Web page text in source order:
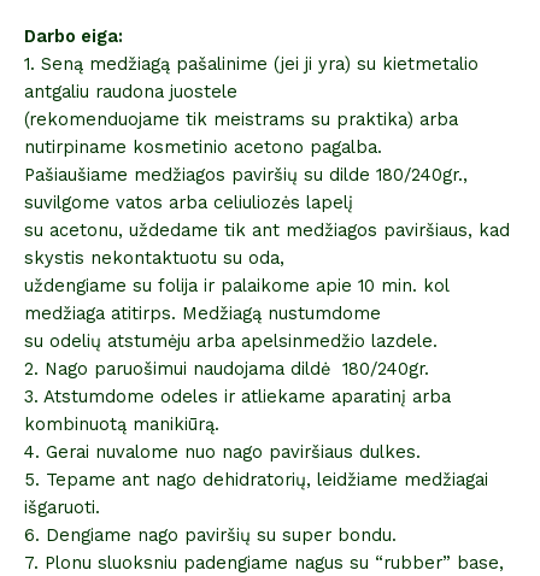
Darbo eiga:
1. Seną medžiagą pašalinime (jei ji yra) su kietmetalio
antgaliu raudona juostele
(rekomenduojame tik meistrams su praktika) arba
nutirpiname kosmetinio acetono pagalba.
Pašiaušiame medžiagos paviršių su dilde 180/240gr.,
suvilgome vatos arba celiuliozės lapelį
su acetonu, uždedame tik ant medžiagos paviršiaus, kad
skystis nekontaktuotu su oda,
uždengiame su folija ir palaikome apie 10 min. kol
medžiaga atitirps. Medžiagą nustumdome
su odelių atstumėju arba apelsinmedžio lazdele.
2. Nago paruošimui naudojama dildė 180/240gr.
3. Atstumdome odeles ir atliekame aparatinį arba
kombinuotą manikiūrą.
4. Gerai nuvalome nuo nago paviršiaus dulkes.
5. Tepame ant nago dehidratorių, leidžiame medžiagai
išgaruoti.
6. Dengiame nago paviršių su super bondu.
7. Plonu sluoksniu padengiame nagus su “rubber” base,